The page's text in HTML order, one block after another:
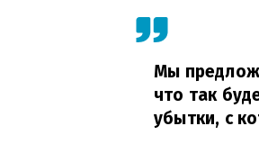
Мы
что так
убытки, с